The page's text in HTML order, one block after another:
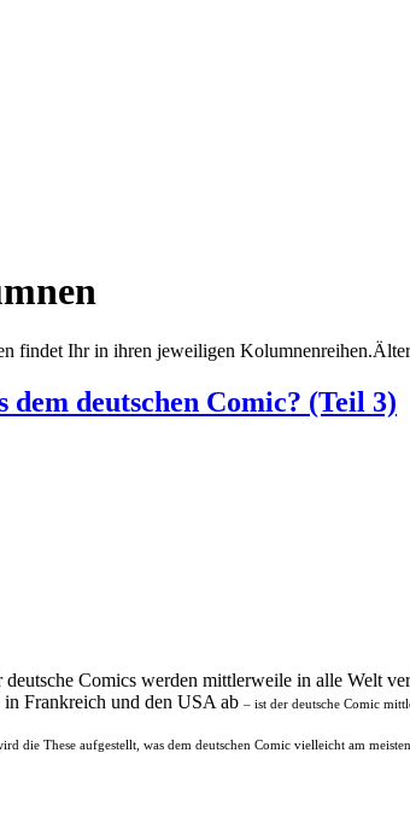
findet Ihr in ihren jeweiligen
dem deutschen Comic? (Teil 3)
Comics werden mittlerweile in alle Welt
Frankreich und den USA ab – ist der deutsche Comic
die These aufgestellt, was dem deutschen Comic vielleicht am